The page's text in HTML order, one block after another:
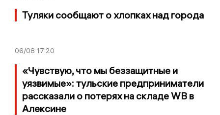
Туляки сообщают о хлопках над города
06/08 17:20
«Чувствую, что мы беззащитные и
уязвимые»: тульские предприниматели
рассказали о потерях на складе WB в
Алексине